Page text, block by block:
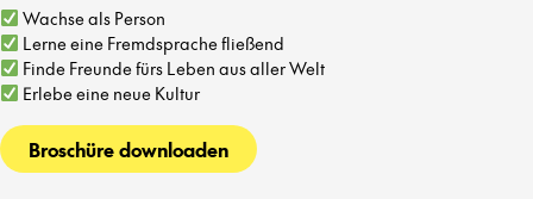
Wachse als Person
Lerne eine Fremdsprache fließend
Finde Freunde fürs Leben aus aller Welt
Erlebe eine neue Kultur
Broschüre downloaden